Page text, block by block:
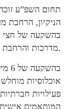
תחום השפ”ע
הניקיון, הרחבת
בהשקעה של חצי
מדרכות והרחבת הגינון הציבורי.
אוכלוסיות
פעילויות
המותאמים אישית